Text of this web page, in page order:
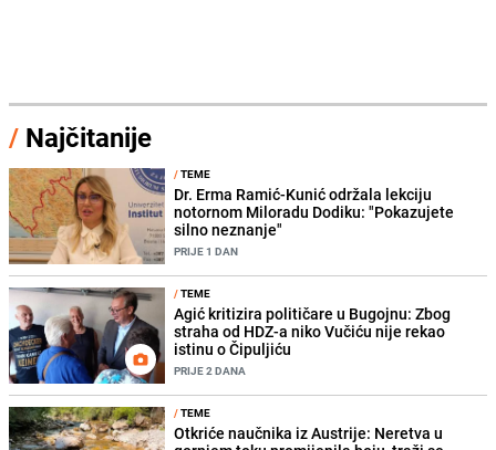
/ Najčitanije
/TEME
Dr. Erma Ramić-Kunić održala lekciju
notornom Miloradu Dodiku: "Pokazujete
silno neznanje"
PRIJE 1 DAN
/TEME
Agić kritizira političare u Bugojnu: Zbog
straha od HDZ-a niko Vučiću nije rekao
istinu o Čipuljiću
PRIJE 2 DANA
/TEME
Otkriće naučnika iz Austrije: Neretva u